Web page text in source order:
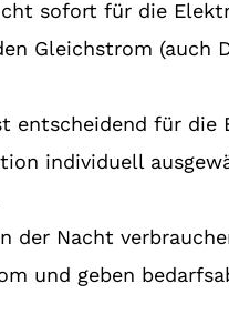
sofort für die
Gleichstrom (auch
entscheidend für die
individuell
der Nacht
und geben